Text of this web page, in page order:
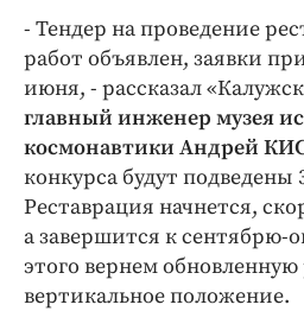
- Тендер на проведение
работ объявлен, заявки
июня, - рассказал
главный инженер музея
космонавтики Андрей
конкурса будут подведены
Реставрация начнется,
а завершится к сентябрю-
этого вернем
вертикальное положение.